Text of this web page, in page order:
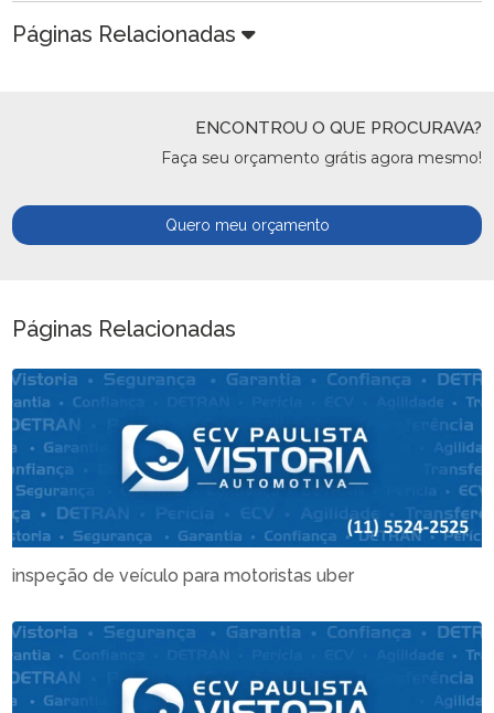
Páginas Relacionadas
ENCONTROU O QUE PROCURAVA?
Faça seu orçamento grátis agora mesmo!
Quero meu orçamento
Páginas Relacionadas
inspeção de veículo para motoristas uber